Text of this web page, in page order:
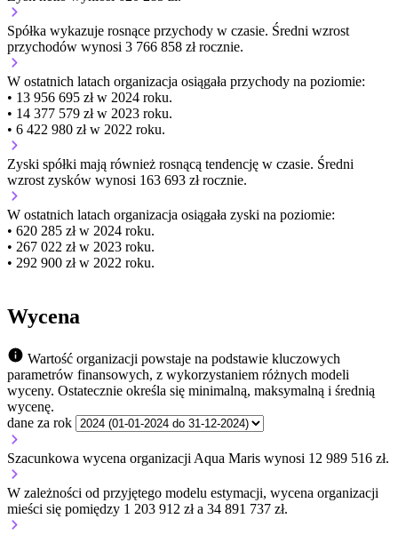
Spółka wykazuje rosnące przychody w czasie. Średni wzrost
przychodów wynosi 3 766 858 zł rocznie.
W ostatnich latach organizacja osiągała przychody na poziomie:
• 13 956 695 zł w 2024 roku.
• 14 377 579 zł w 2023 roku.
• 6 422 980 zł w 2022 roku.
Zyski spółki mają również rosnącą tendencję w czasie. Średni
wzrost zysków wynosi 163 693 zł rocznie.
W ostatnich latach organizacja osiągała zyski na poziomie:
• 620 285 zł w 2024 roku.
• 267 022 zł w 2023 roku.
• 292 900 zł w 2022 roku.
Wycena
Wartość organizacji powstaje na podstawie kluczowych
parametrów finansowych, z wykorzystaniem różnych modeli
wyceny. Ostatecznie określa się minimalną, maksymalną i średnią
wycenę.
dane za rok
Szacunkowa wycena organizacji Aqua Maris wynosi 12 989 516 zł.
W zależności od przyjętego modelu estymacji, wycena organizacji
mieści się pomiędzy 1 203 912 zł a 34 891 737 zł.